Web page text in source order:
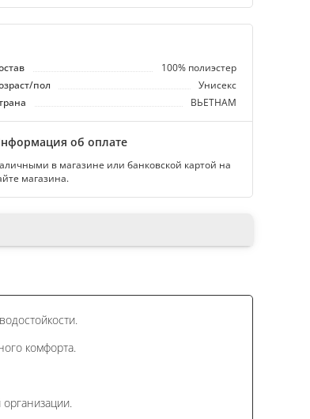
100% полиэстер
пол
Унисекс
ВЬЕТНАМ
об оплате
в магазине или банковской картой на
магазина.
комфорта.